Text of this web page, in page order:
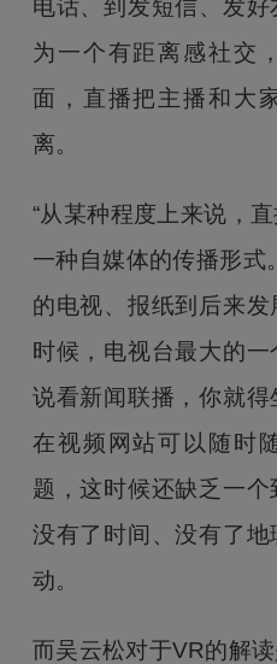
电话、到发短信、发
为一个有距离感社交
面，直播把主播和大
离。
“从某种程度上来说，
一种自媒体的传播形式
的电视、报纸到后来
时候，电视台最大的
说看新闻联播，你就
在视频网站可以随时
题，这时候还缺乏一
没有了时间、没有了
动。
而吴云松对于VR的解